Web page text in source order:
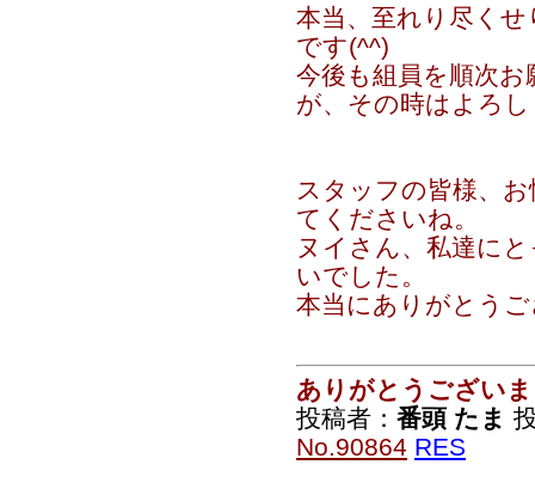
本当、至れり尽く
です(^^)
今後も組員を順次
が、その時はよろ
スタッフの皆様、
てくださいね。
ヌイさん、私達に
いでした。
本当にありがとう
ありがとうござい
投稿者： 番頭 たま
No.90864 RES